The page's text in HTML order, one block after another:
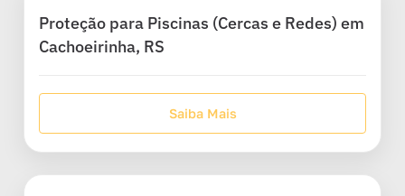
Proteção para Piscinas (Cercas e Redes) em
Cachoeirinha, RS
Saiba Mais